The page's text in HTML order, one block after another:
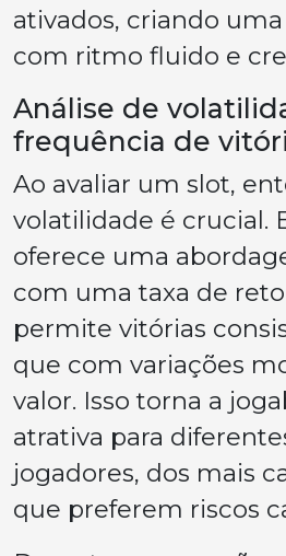
ativados, criando
com ritmo fluido e
Análise de
frequência de
Ao avaliar um slot,
volatilidade é crucial.
oferece uma
com uma taxa de
permite vitórias
que com variações
valor. Isso torna a
atrativa para
jogadores, dos mais
que preferem riscos